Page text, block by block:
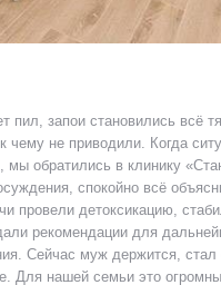
пил, запои становились всё
чему не приводили. Когда
мы обратились в клинику
спокойно всё
провели детоксикацию,
рекомендации для
Сейчас муж держится, стал
Для нашей семьи это